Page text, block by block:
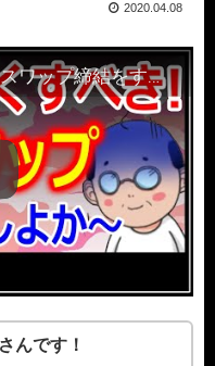
2020.04.08
韓国全経連が4月中に日本とスワップ締結をすべきと上から目線!無論、日本は未読スルーｗｗ
んです！